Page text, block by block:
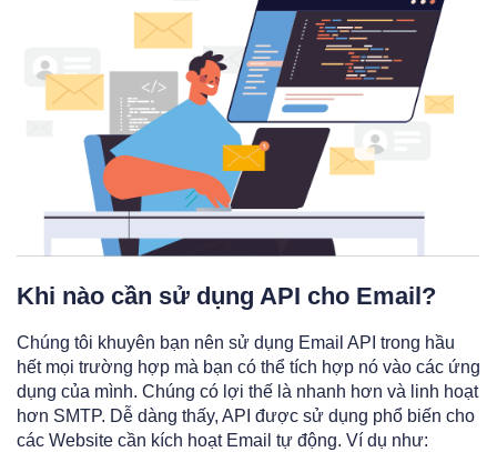
Khi nào cần sử dụng API cho Email?
Chúng tôi khuyên bạn nên sử dụng Email API trong hầu
hết mọi trường hợp mà bạn có thể tích hợp nó vào các ứng
dụng của mình. Chúng có lợi thế là nhanh hơn và linh hoạt
hơn SMTP. Dễ dàng thấy, API được sử dụng phổ biến cho
các Website cần kích hoạt Email tự động. Ví dụ như: